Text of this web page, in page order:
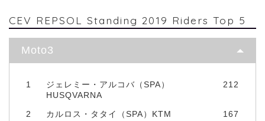
CEV REPSOL Standing 2019 Riders Top 5
Moto3
1
ジェレミー・アルコバ（SPA）
HUSQVARNA
212
2 カルロス・タタイ（SPA）KTM 167